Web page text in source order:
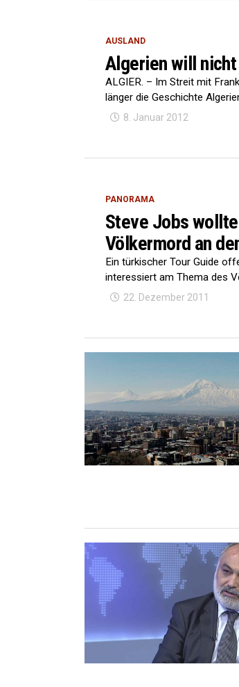
AUSLAND
Algerien will
ALGIER. – Im Streit mit
länger die Geschichte
8. Januar 2012
PANORAMA
Steve Jobs
Völkermord an
Ein türkischer Tour Guide
interessiert am Thema des
22. Dezember 2011